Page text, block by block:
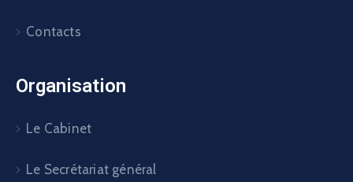
Contacts
Organisation
Le Cabinet
Le Secrétariat général